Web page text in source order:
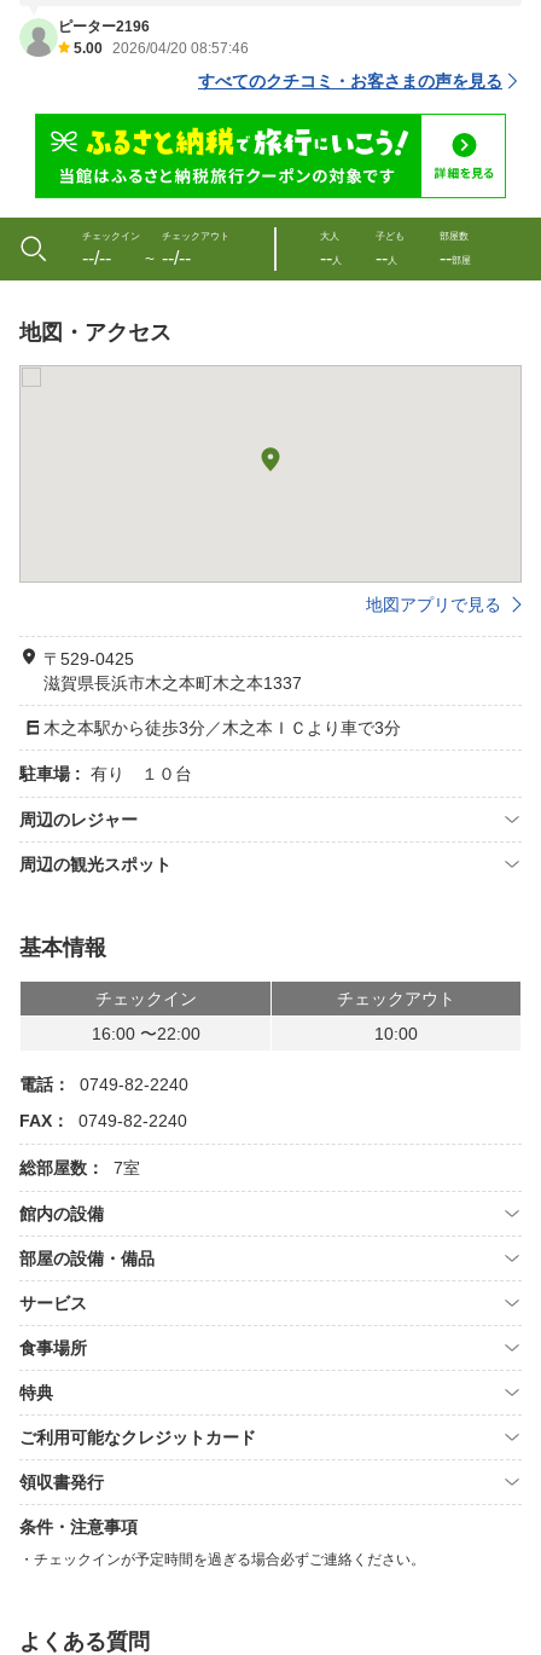
ピーター2196
5.00 2026/04/20 08:57:46
すべてのクチコミ・お客さまの声を見る
チェックイン
--/-- 〜
チェックアウト
--/--
大人
--人
子ども
--人
部屋数
--部屋
地図・アクセス
地図アプリで見る
〒529-0425
滋賀県長浜市木之本町木之本1337
木之本駅から徒歩3分／木之本ＩＣより車で3分
駐車場 : 有り １０台
周辺のレジャー
周辺の観光スポット
基本情報
チェックイン
チェックアウト
16:00 〜22:00
10:00
電話：
0749-82-2240
FAX：
0749-82-2240
総部屋数： 7室
館内の設備
部屋の設備・備品
サービス
食事場所
特典
ご利用可能なクレジットカード
領収書発行
条件・注意事項
チェックインが予定時間を過ぎる場合必ずご連絡ください。
よくある質問